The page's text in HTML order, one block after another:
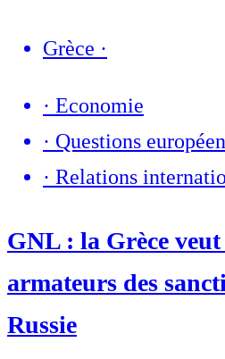
Grèce ·
· Economie
· Questions
· Relations
GNL : la Grèce veut
armateurs des
Russie